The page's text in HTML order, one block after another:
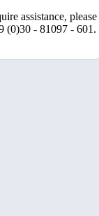
assistance, please
(0)30 - 81097 - 601.